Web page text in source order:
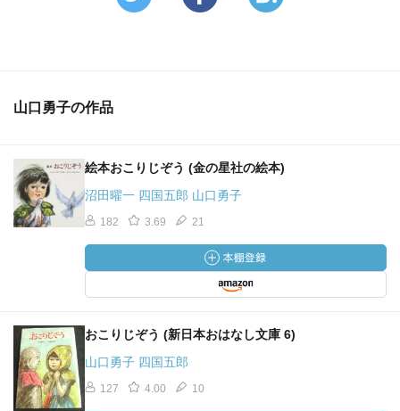
山口勇子の作品
絵本おこりじぞう (金の星社の絵本)
沼田曜一 四国五郎 山口勇子
182 3.69 21
おこりじぞう (新日本おはなし文庫 6)
山口勇子 四国五郎
127 4.00 10